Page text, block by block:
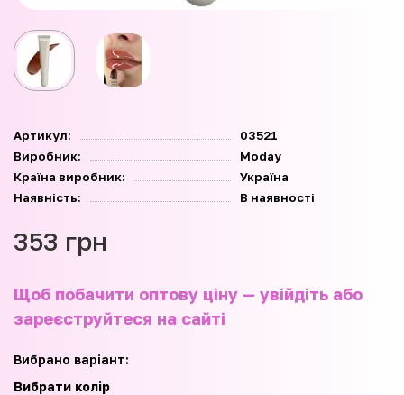
Артикул:
03521
Виробник:
Moday
Країна виробник:
Україна
Наявність:
В наявності
353 грн
Щоб побачити оптову ціну — увійдіть або
зареєструйтеся на сайті
Вибрано варіант:
Вибрати колір